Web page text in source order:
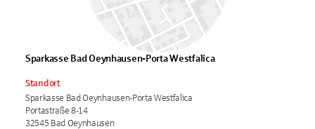
Sparkasse Bad Oeynhausen-Porta Westfalica
Standort
Sparkasse Bad Oeynhausen-Porta Westfalica
Portastraße 8-14
32545 Bad Oeynhausen